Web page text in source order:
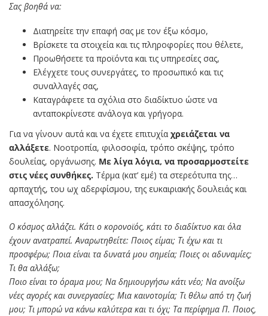
Σας βοηθά να:
Διατηρείτε την επαφή σας με τον έξω κόσμο,
Βρίσκετε τα στοιχεία και τις πληροφορίες που θέλετε,
Προωθήσετε τα προϊόντα και τις υπηρεσίες σας,
Ελέγχετε τους συνεργάτες, το προσωπικό και τις
συναλλαγές σας,
Καταγράφετε τα σχόλια στο διαδίκτυο ώστε να
ανταποκρίνεστε ανάλογα και γρήγορα.
Για να γίνουν αυτά και να έχετε επιτυχία χρειάζεται να
αλλάξετε. Νοοτροπία, φιλοσοφία, τρόπο σκέψης, τρόπο
δουλείας, οργάνωσης. Με λίγα λόγια, να προσαρμοστείτε
στις νέες συνθήκες. Τέρμα (κατ’ εμέ) τα στερεότυπα της…
αρπαχτής, του ωχ αδερφίσμου, της ευκαιριακής δουλειάς και
απασχόλησης.
Ο κόσμος αλλάζει. Κάτι ο κορονοϊός, κάτι το διαδίκτυο και όλα
έχουν ανατραπεί. Αναρωτηθείτε: Ποιος είμαι; Τι έχω και τι
προσφέρω; Ποια είναι τα δυνατά μου σημεία; Ποιες οι αδυναμίες;
Τι θα αλλάξω;
Ποιο είναι το όραμα μου; Να δημιουργήσω κάτι νέο; Να ανοίξω
νέες αγορές και συνεργασίες; Μια καινοτομία; Τι θέλω από τη ζωή
μου; Τι μπορώ να κάνω καλύτερα και τι όχι; Τα περίφημα Π. Ποιος,